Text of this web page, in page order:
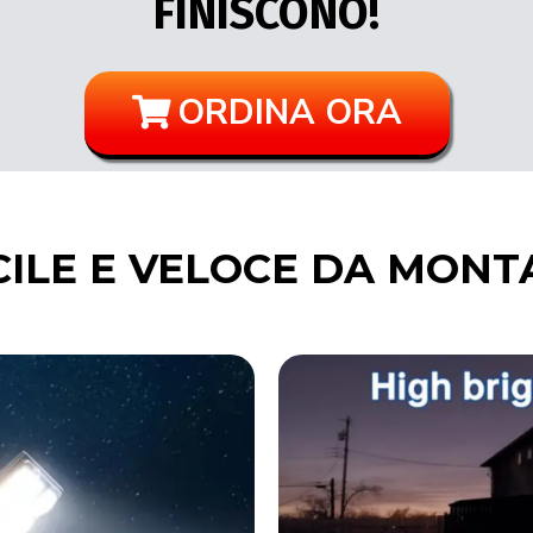
FINISCONO!
ORDINA ORA
E VELOCE DA